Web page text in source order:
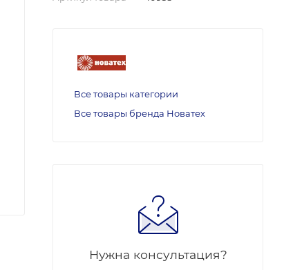
Все товары категории
Все товары бренда Новатех
Нужна консультация?